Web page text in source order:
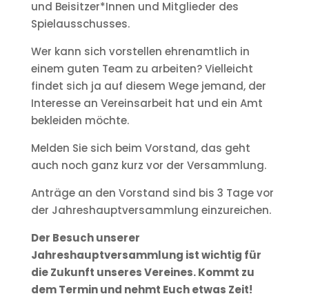
und Beisitzer*Innen und Mitglieder des
Spielausschusses.
Wer kann sich vorstellen ehrenamtlich in
einem guten Team zu arbeiten? Vielleicht
findet sich ja auf diesem Wege jemand, der
Interesse an Vereinsarbeit hat und ein Amt
bekleiden möchte.
Melden Sie sich beim Vorstand, das geht
auch noch ganz kurz vor der Versammlung.
Anträge an den Vorstand sind bis 3 Tage vor
der Jahreshauptversammlung einzureichen.
Der Besuch unserer
Jahreshauptversammlung ist wichtig für
die Zukunft unseres Vereines. Kommt zu
dem Termin und nehmt Euch etwas Zeit!